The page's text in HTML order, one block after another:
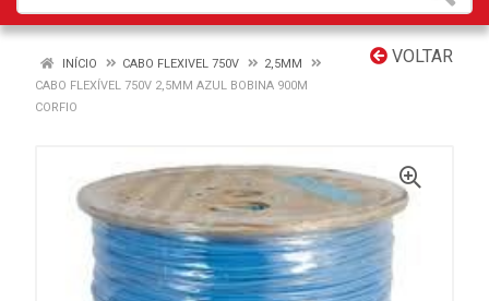
VOLTAR
INÍCIO CABO FLEXIVEL 750V
2,5MM
CABO FLEXÍVEL 750V 2,5MM AZUL BOBINA 900M
CORFIO